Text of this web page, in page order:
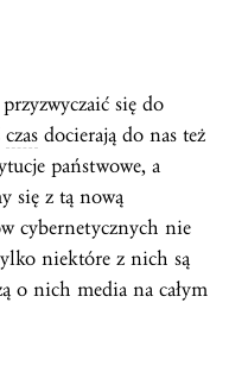
się do
czas docierają do nas też
państwowe, a
się z tą nową
cybernetycznych nie
niektóre z nich są
o nich media na całym